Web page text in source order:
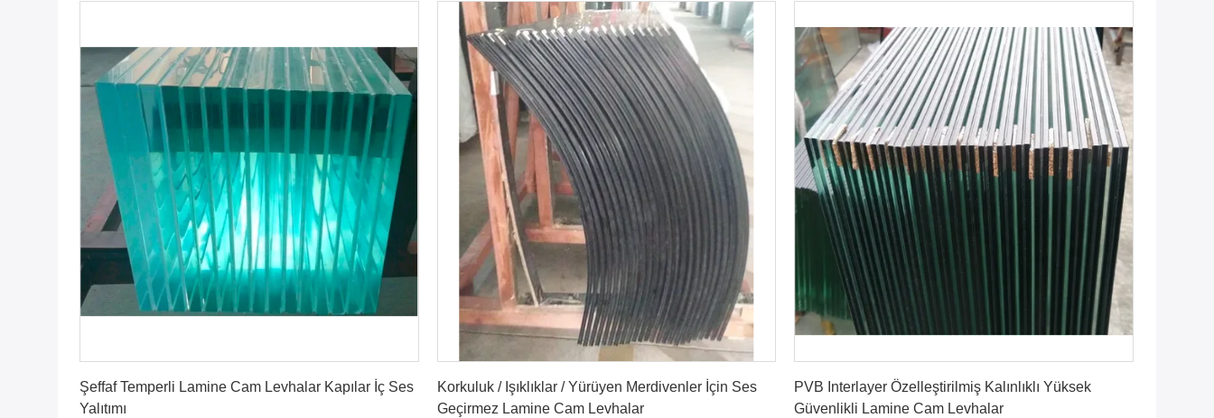
Şeffaf Temperli Lamine Cam Levhalar Kapılar İç Ses
Yalıtımı
Korkuluk / Işıklıklar / Yürüyen Merdivenler İçin Ses
Geçirmez Lamine Cam Levhalar
PVB Interlayer Özelleştirilmiş Kalınlıklı Yüksek
Güvenlikli Lamine Cam Levhalar